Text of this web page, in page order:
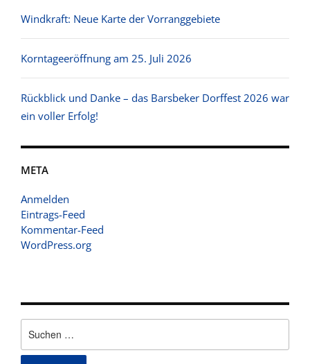
nach:
Windkraft: Neue Karte der Vorranggebiete
Korntageeröffnung am 25. Juli 2026
Rückblick und Danke – das Barsbeker Dorffest 2026 war
ein voller Erfolg!
META
Anmelden
Eintrags-Feed
Kommentar-Feed
WordPress.org